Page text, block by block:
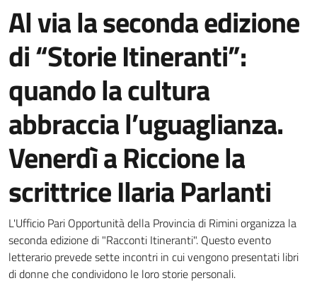
Al via la seconda edizione
di “Storie Itineranti”:
quando la cultura
abbraccia l’uguaglianza.
Venerdì a Riccione la
scrittrice Ilaria Parlanti
Dettagli della notizia
L'Ufficio Pari Opportunità della Provincia di Rimini organizza la
seconda edizione di "Racconti Itineranti". Questo evento
letterario prevede sette incontri in cui vengono presentati libri
di donne che condividono le loro storie personali.